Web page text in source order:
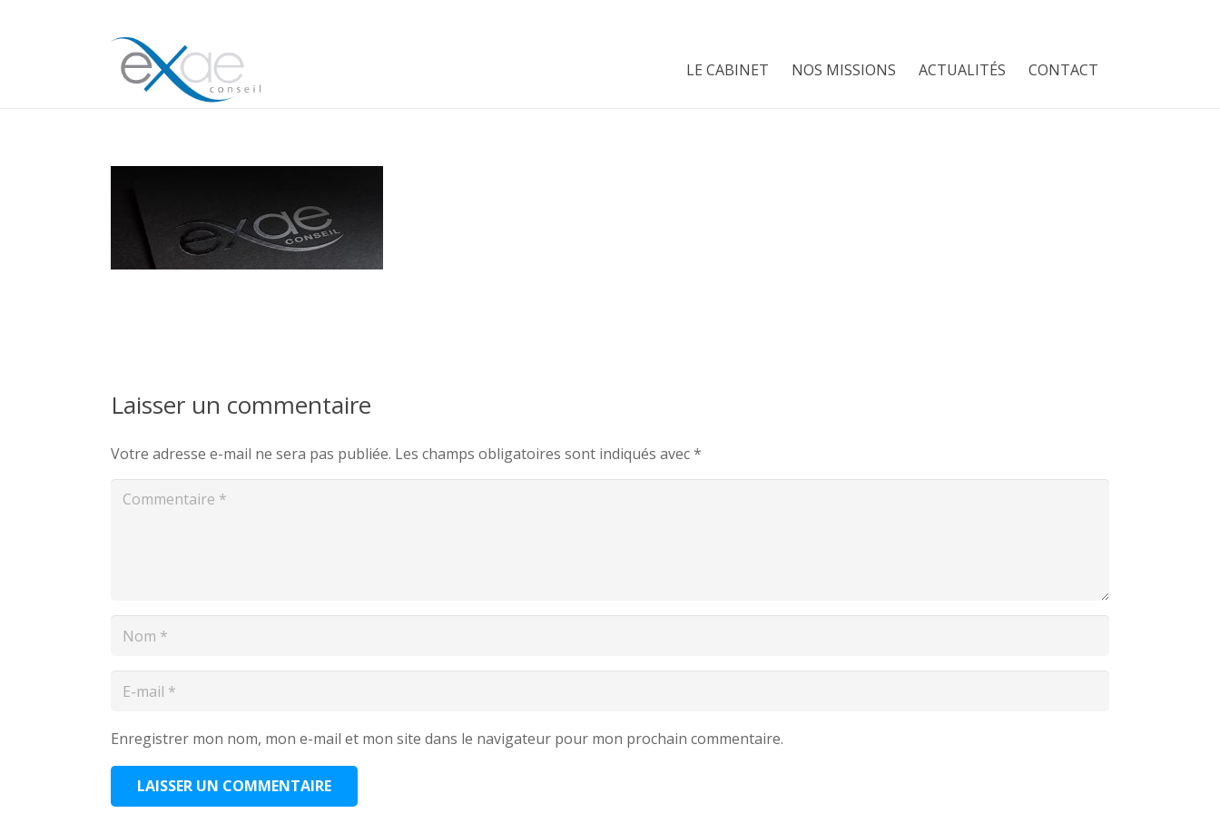
LE CABINET NOS MISSIONS ACTUALITÉS CONTACT
Laisser un commentaire
Votre adresse e-mail ne sera pas publiée. Les champs obligatoires sont indiqués avec*
Enregistrer mon nom, mon e-mail et mon site dans le navigateur pour mon prochain commentaire.
LAISSER UN COMMENTAIRE